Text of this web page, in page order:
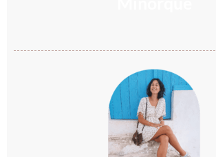
BUCKET LIST